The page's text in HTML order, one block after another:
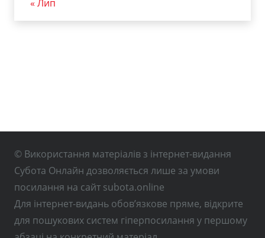
« Лип
© Використання матеріалів з інтернет-видання
Субота Онлайн дозволяється лише за умови
посилання на сайт subota.online
Для інтернет-видань обов’язкове пряме, відкрите
для пошукових систем гіперпосилання у першому